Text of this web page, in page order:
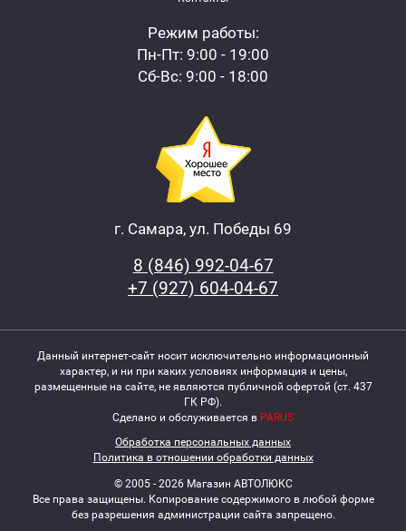
Режим работы:
Пн-Пт: 9:00 - 19:00
Сб-Вс: 9:00 - 18:00
г. Самара, ул. Победы 69
8 (846) 992-04-67
+7 (927) 604-04-67
Данный интернет-сайт носит исключительно информационный
характер, и ни при каких условиях информация и цены,
размещенные на сайте, не являются публичной офертой (ст. 437
ГК РФ).
Сделано и обслуживается в PARUS
Обработка персональных данных
Политика в отношении обработки данных
© 2005 - 2026 Магазин АВТОЛЮКС
Все права защищены. Копирование содержимого в любой форме
без разрешения администрации сайта запрещено.